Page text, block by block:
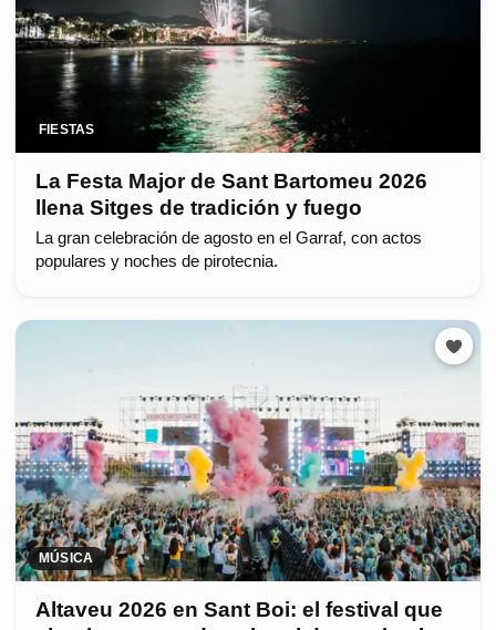
FIESTAS
La Festa Major de Sant Bartomeu 2026
llena Sitges de tradición y fuego
La gran celebración de agosto en el Garraf, con actos
populares y noches de pirotecnia.
MÚSICA
Altaveu 2026 en Sant Boi: el festival que